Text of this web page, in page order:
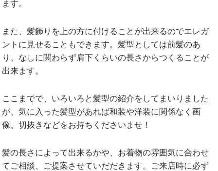
ます。
また、髪飾りを上の方に付けることが出来るのでエレガ
ントに見せることもできます。髪型としては前髪のあ
り、なしに関わらず肩下くらいの長さからつくることが
出来ます。
ここまでで、いろいろと髪型の紹介をしてまいりました
が、気に入った髪型があれば和装や洋装に関係なく画
像、切抜きなどをお持ちくださいませ！
髪の長さによって出来るかや、お着物の雰囲気に合わせ
てご相談、ご提案させていだだきます。ご来店時に必ず